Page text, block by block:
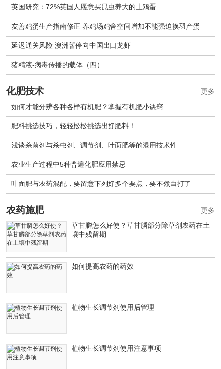
英国研究：72%英国人愿意买昆虫养大的土鸡蛋
友善鸡蛋生产指南修正 养鸡场鸡舍空间增加不能强迫换羽产蛋
延迟通关风险 澳洲暂停向中国出口龙虾
猪精液-病毒传播的载体（四）
化肥技术
如何才能分辨各种各样有机肥？掌握有机肥小诀窍
肥料挑选技巧，轻轻松松挑选出好肥料！
浅谈杀菌剂与杀虫剂、调节剂、叶面肥等的混用技术性
农业生产过程中5种普遍化肥应用禁忌
叶面肥与农药混配，要留意下列好多个要点，要不然白打了
更多
农药施肥
草甘膦怎么好使？草甘膦部分除草剂农药在土
壤中残留期
如何提高农药的药效
植物生长调节剂使用后管理
植物生长调节剂使用注意事项
更多